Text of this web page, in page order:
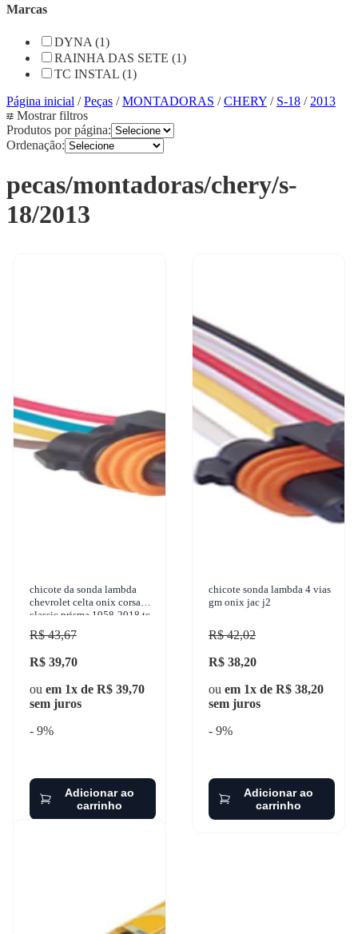
Marcas
DYNA (1)
RAINHA DAS SETE (1)
TC INSTAL (1)
Página inicial /Peças /MONTADORAS /CHERY / S-18 / 2013
Mostrar filtros
Produtos por página:
Ordenação:
pecas/montadoras/chery/s-
18/2013
chicote da sonda lambda
chevrolet celta onix corsa
classic prisma 1958-2018 tc
instal - tc 104.1513
R$ 43,67
R$ 39,70
ou em 1x de R$ 39,70
sem juros
- 9%
Adicionar ao
carrinho
chicote sonda lambda 4 vias
gm onix jac j2
R$ 42,02
R$ 38,20
ou em 1x de R$ 38,20
sem juros
- 9%
Adicionar ao
carrinho